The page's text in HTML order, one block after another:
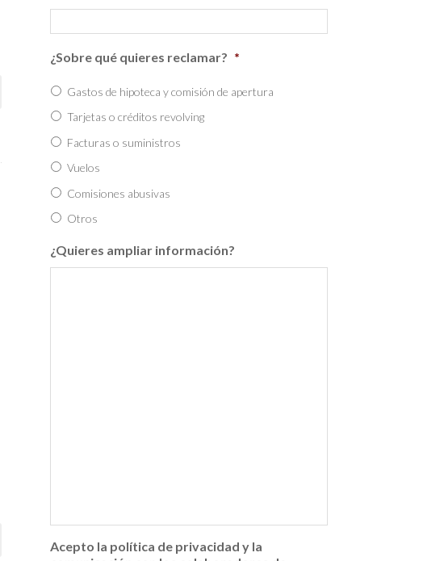
¿Sobre qué quieres reclamar? *
Gastos de hipoteca y comisión de apertura
Tarjetas o créditos revolving
Facturas o suministros
Vuelos
Comisiones abusivas
Otros
¿Quieres ampliar información?
Acepto la política de privacidad y la